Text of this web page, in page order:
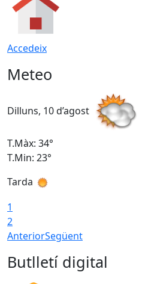
Accedeix
Meteo
Dilluns, 10 d’agost
T.Màx: 34°
T.Min: 23°
Tarda
1
2
AnteriorSegüent
Butlletí digital